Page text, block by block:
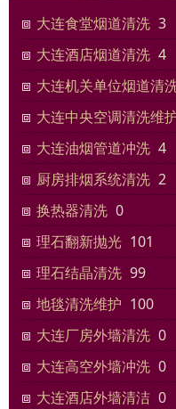
大连食堂烟道清洗 3
大连酒店烟道清洗 4
大连机关单位烟道清
大连中央空调清洗维
大连油烟管道冲洗 4
厨房排烟系统清洗 2
换热器清洗 0
理石翻新抛光 101
理石结晶清洗 99
地毯清洗维护 100
大连厂房外墙清洗 0
大连高空外墙冲洗 0
大连酒店外墙清洁 0